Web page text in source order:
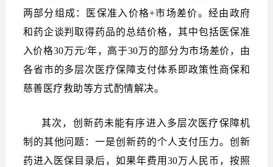
两部分组成：医保准入价格+市场差价。经由政府
和药企谈判取得药品的总结价格，其中包括医保准
入价格30万元/年，高于30万的部分为市场差价，由
各省市的多层次医疗保障支付体系即政策性商保和
慈善医疗救助等方式酌情解决。
其次，创新药未能有序进入多层次医疗保障机
制的其他问题：一是创新药的个人支付压力。创新
药进入医保目录后，如果年费用30万人民币，按照